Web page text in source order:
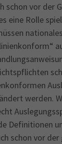
schon vor der
eine Rolle
werden.
Definitionen
schon vor